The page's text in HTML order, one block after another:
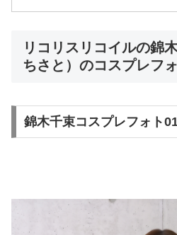
リコリスリコイルの錦
ちさと）のコスプレフ
錦木千束コスプレフォト